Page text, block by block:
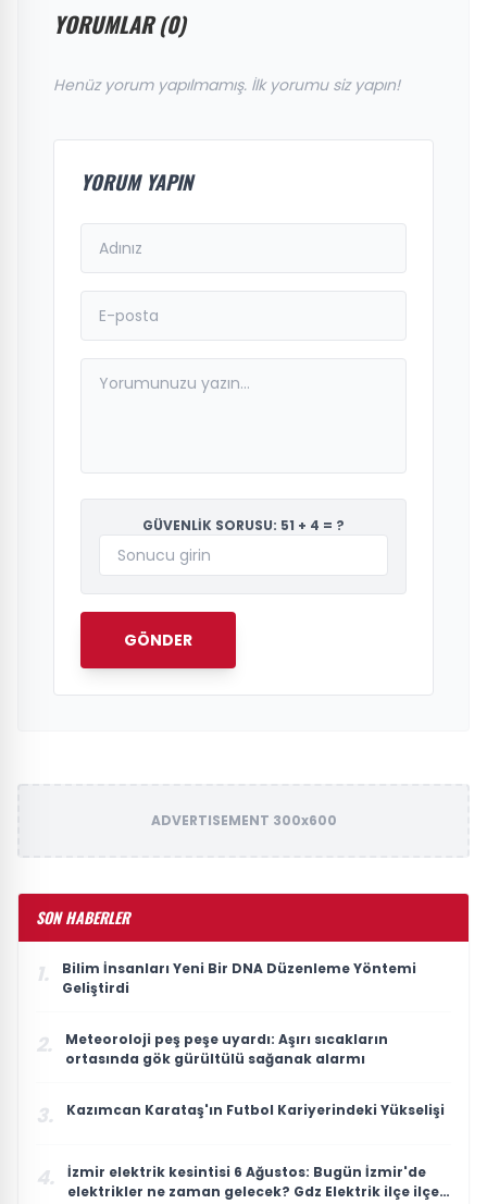
YORUMLAR (0)
Henüz yorum yapılmamış. İlk yorumu siz yapın!
YORUM YAPIN
GÜVENLİK SORUSU: 51 + 4 = ?
GÖNDER
ADVERTISEMENT 300x600
SON HABERLER
1.
Bilim İnsanları Yeni Bir DNA Düzenleme Yöntemi
Geliştirdi
2.
Meteoroloji peş peşe uyardı: Aşırı sıcakların
ortasında gök gürültülü sağanak alarmı
3. Kazımcan Karataş'ın Futbol Kariyerindeki Yükselişi
4.
İzmir elektrik kesintisi 6 Ağustos: Bugün İzmir'de
elektrikler ne zaman gelecek? Gdz Elektrik ilçe ilçe